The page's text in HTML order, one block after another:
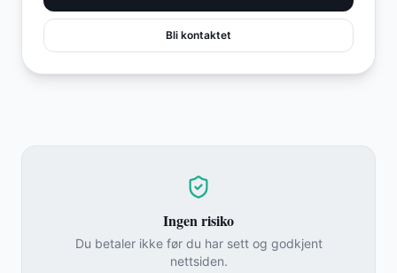
Bli kontaktet
Ingen risiko
Du betaler ikke før du har sett og godkjent
nettsiden.